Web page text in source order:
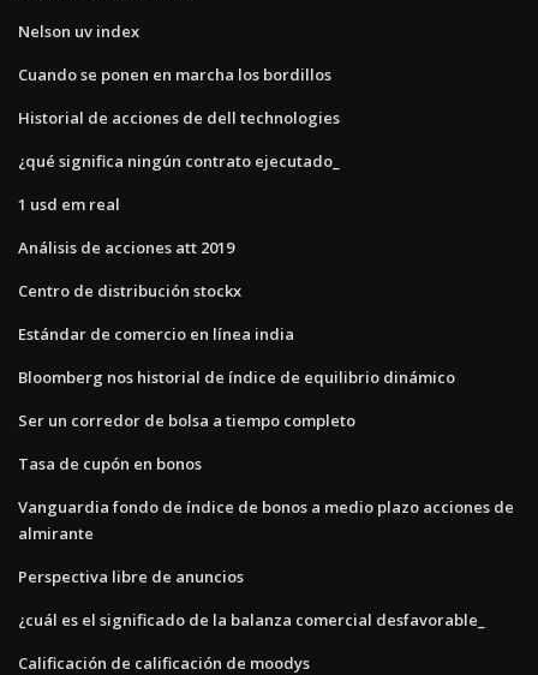
Nelson uv index
Cuando se ponen en marcha los bordillos
Historial de acciones de dell technologies
¿qué significa ningún contrato ejecutado_
1 usd em real
Análisis de acciones att 2019
Centro de distribución stockx
Estándar de comercio en línea india
Bloomberg nos historial de índice de equilibrio dinámico
Ser un corredor de bolsa a tiempo completo
Tasa de cupón en bonos
Vanguardia fondo de índice de bonos a medio plazo acciones de
almirante
Perspectiva libre de anuncios
¿cuál es el significado de la balanza comercial desfavorable_
Calificación de calificación de moodys